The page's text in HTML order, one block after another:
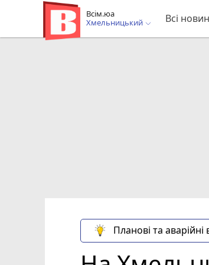
Всім.юа
Хмельницький
Всі
Планові та аварійні